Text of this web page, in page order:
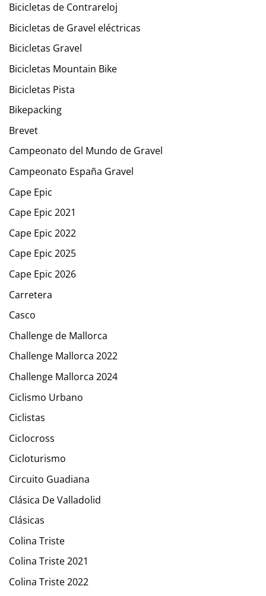
Bicicletas de Contrareloj
Bicicletas de Gravel eléctricas
Bicicletas Gravel
Bicicletas Mountain Bike
Bicicletas Pista
Bikepacking
Brevet
Campeonato del Mundo de Gravel
Campeonato España Gravel
Cape Epic
Cape Epic 2021
Cape Epic 2022
Cape Epic 2025
Cape Epic 2026
Carretera
Casco
Challenge de Mallorca
Challenge Mallorca 2022
Challenge Mallorca 2024
Ciclismo Urbano
Ciclistas
Ciclocross
Cicloturismo
Circuito Guadiana
Clásica De Valladolid
Clásicas
Colina Triste
Colina Triste 2021
Colina Triste 2022